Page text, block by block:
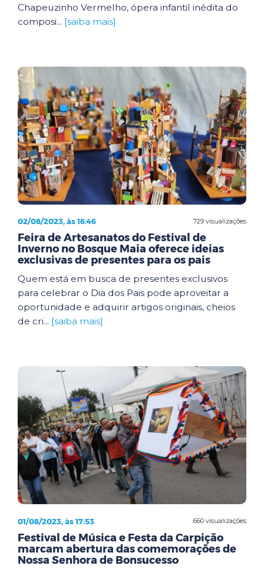
Chapeuzinho Vermelho, ópera infantil inédita do
composi... [saiba mais]
729 visualizações
02/08/2023, às 16:46
Feira de Artesanatos do Festival de
Inverno no Bosque Maia oferece ideias
exclusivas de presentes para os pais
Quem está em busca de presentes exclusivos
para celebrar o Dia dos Pais pode aproveitar a
oportunidade e adquirir artigos originais, cheios
de cri... [saiba mais]
660 visualizações
01/08/2023, às 17:53
Festival de Música e Festa da Carpição
marcam abertura das comemorações de
Nossa Senhora de Bonsucesso